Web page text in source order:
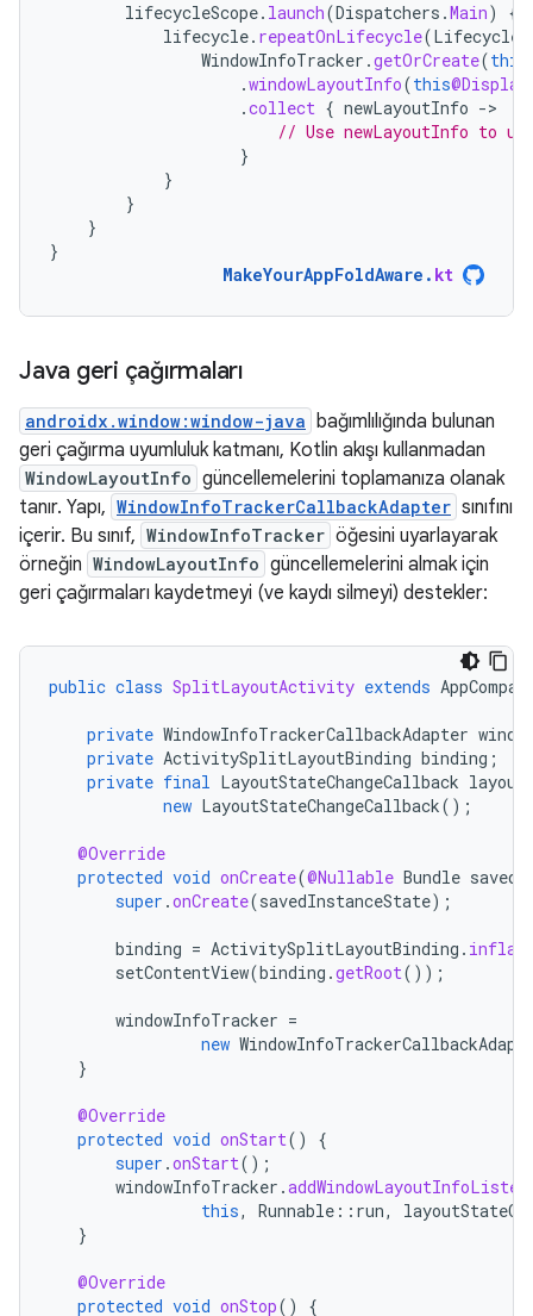
lifecycleScope. launch(Dispatchers .Main)
{
lifecycle. repeatOnLifecycle(Lifecycle
WindowInfoTracker .getOrCreate(this
.windowLayoutInfo(this
.collect { newLayoutInfo -
// Use newLayoutInfo to
}
}
}
}
}
MakeYourAppFoldAware . kt
Java geri çağırmaları
androidx.window:window-java bağımlılığında bulunan
geri çağırma uyumluluk katmanı, Kotlin akışı kullanmadan
WindowLayoutInfo güncellemelerini toplamanıza olanak
tanır. Yapı, WindowInfoTrackerCallbackAdapter sınıfını
içerir. Bu sınıf, WindowInfoTracker öğesini uyarlayarak
örneğin WindowLayoutInfo güncellemelerini almak için
geri çağırmaları kaydetmeyi (ve kaydı silmeyi) destekler:
public class SplitLayoutActivity extends
private WindowInfoTrackerCallbackAdapter
private ActivitySplitLayoutBinding binding ;
private final LayoutStateChangeCallback
new LayoutStateChangeCallback();
@Override
protected void onCreate(@Nullable Bundle
super .onCreate(savedInstanceState);
binding = ActivitySplitLayoutBinding .
setContentView(binding .getRoot());
windowInfoTracker =
new
}
@Override
protected void onStart()
{
super .onStart();
windowInfoTracker .
this, Runnable :: run,
}
@Override
protected void onStop() {